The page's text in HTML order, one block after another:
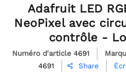
Adafruit LED
NeoPixel avec
contrôle -
Numéro d'article 4691
4691
 Share